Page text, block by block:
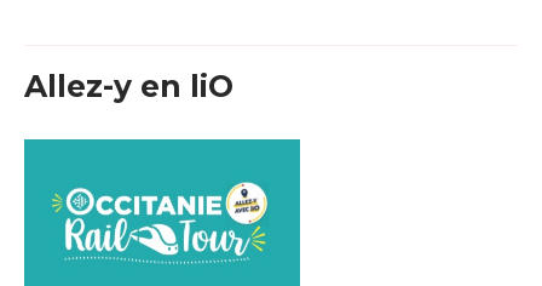
Allez-y en liO